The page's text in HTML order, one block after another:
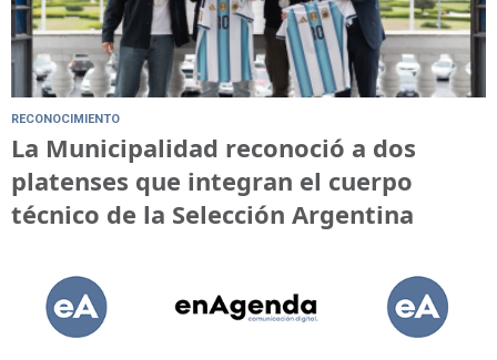
RECONOCIMIENTO
La Municipalidad reconoció a dos
platenses que integran el cuerpo
técnico de la Selección Argentina